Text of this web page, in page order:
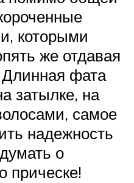
которыми
же отдавая
фата
затылке, на
самое
надежность
о
прическе!